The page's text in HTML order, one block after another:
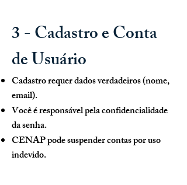
3 - Cadastro e Conta
de Usuário
Cadastro requer dados verdadeiros (nome,
email).
Você é responsável pela confidencialidade
da senha.
CENAP pode suspender contas por uso
indevido.